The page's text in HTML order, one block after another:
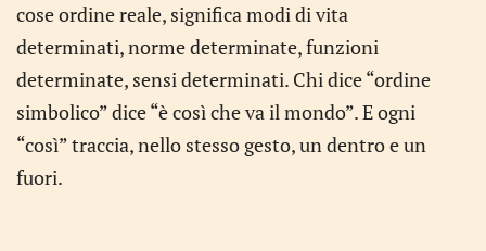
cose ordine reale, significa modi di vita
determinati, norme determinate, funzioni
determinate, sensi determinati. Chi dice “ordine
simbolico” dice “è così che va il mondo”. E ogni
“così” traccia, nello stesso gesto, un dentro e un
fuori.